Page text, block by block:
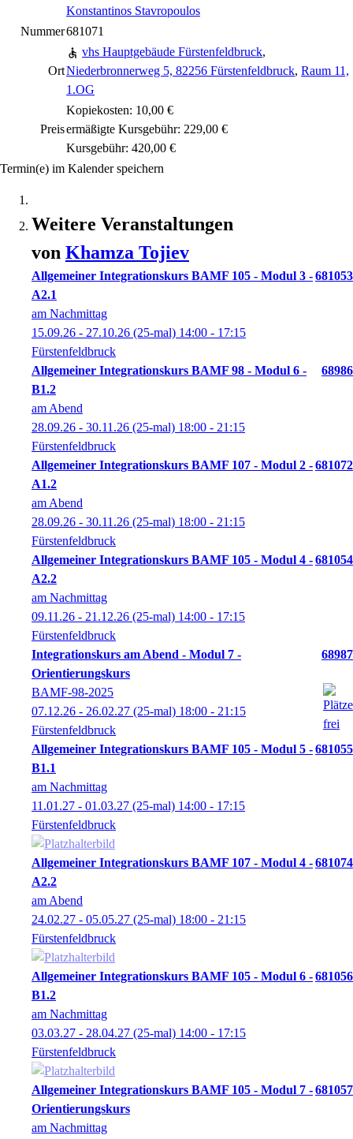
Konstantinos Stavropoulos
Nummer681071
Ort
vhs Hauptgebäude Fürstenfeldbruck,
Niederbronnerweg 5, 82256 Fürstenfeldbruck, Raum 11,
1.OG
Preis
Kopiekosten: 10,00 €
ermäßigte Kursgebühr: 229,00 €
Kursgebühr: 420,00 €
Termin(e) im Kalender speichern
Weitere Veranstaltungen
von Khamza Tojiev
Allgemeiner Integrationskurs BAMF 105 - Modul 3 -
A2.1
681053
am Nachmittag
15.09.26 - 27.10.26 (25-mal) 14:00 - 17:15
Fürstenfeldbruck
Allgemeiner Integrationskurs BAMF 98 - Modul 6 -
B1.2
68986
am Abend
28.09.26 - 30.11.26 (25-mal) 18:00 - 21:15
Fürstenfeldbruck
Allgemeiner Integrationskurs BAMF 107 - Modul 2 -
A1.2
681072
am Abend
28.09.26 - 30.11.26 (25-mal) 18:00 - 21:15
Fürstenfeldbruck
Allgemeiner Integrationskurs BAMF 105 - Modul 4 -
A2.2
681054
am Nachmittag
09.11.26 - 21.12.26 (25-mal) 14:00 - 17:15
Fürstenfeldbruck
Integrationskurs am Abend - Modul 7 -
Orientierungskurs
68987
BAMF-98-2025
07.12.26 - 26.02.27 (25-mal) 18:00 - 21:15
Fürstenfeldbruck
Allgemeiner Integrationskurs BAMF 105 - Modul 5 -
B1.1
681055
am Nachmittag
11.01.27 - 01.03.27 (25-mal) 14:00 - 17:15
Fürstenfeldbruck
Allgemeiner Integrationskurs BAMF 107 - Modul 4 -
A2.2
681074
am Abend
24.02.27 - 05.05.27 (25-mal) 18:00 - 21:15
Fürstenfeldbruck
Allgemeiner Integrationskurs BAMF 105 - Modul 6 -
B1.2
681056
am Nachmittag
03.03.27 - 28.04.27 (25-mal) 14:00 - 17:15
Fürstenfeldbruck
Allgemeiner Integrationskurs BAMF 105 - Modul 7 -
Orientierungskurs
681057
am Nachmittag